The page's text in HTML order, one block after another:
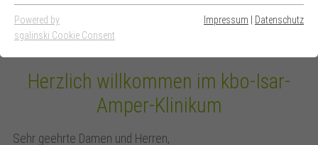
Herzlich willkommen im kbo-Isar-
Amper-Klinikum
Sehr geehrte Damen und Herren,
Powered by
sgalinski Cookie Consent
Impressum Datenschutz